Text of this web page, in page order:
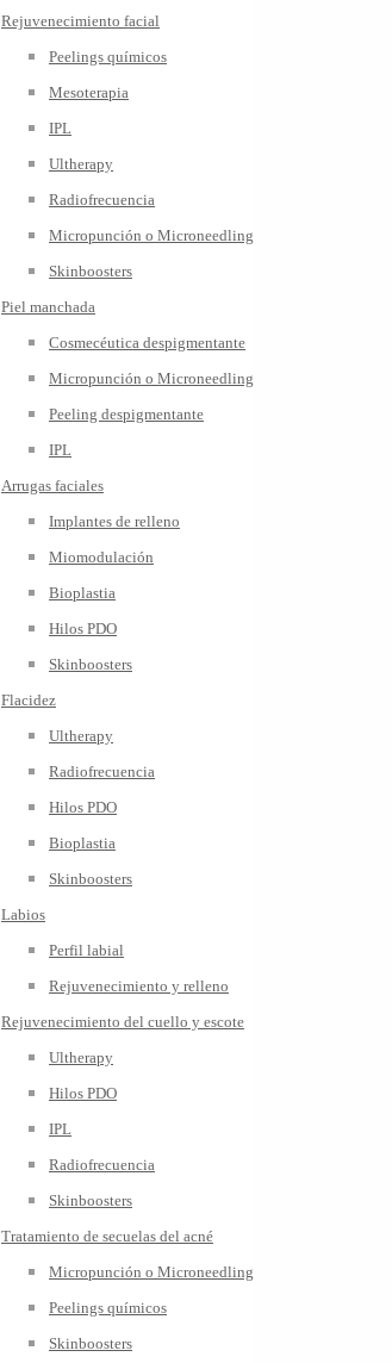
Rejuvenecimiento facial
Peelings químicos
Mesoterapia
IPL
Ultherapy
Radiofrecuencia
Micropunción o Microneedling
Skinboosters
Piel manchada
Cosmecéutica despigmentante
Micropunción o Microneedling
Peeling despigmentante
IPL
Arrugas faciales
Implantes de relleno
Miomodulación
Bioplastia
Hilos PDO
Skinboosters
Flacidez
Ultherapy
Radiofrecuencia
Hilos PDO
Bioplastia
Skinboosters
Labios
Perfil labial
Rejuvenecimiento y relleno
Rejuvenecimiento del cuello y escote
Ultherapy
Hilos PDO
IPL
Radiofrecuencia
Skinboosters
Tratamiento de secuelas del acné
Micropunción o Microneedling
Peelings químicos
Skinboosters